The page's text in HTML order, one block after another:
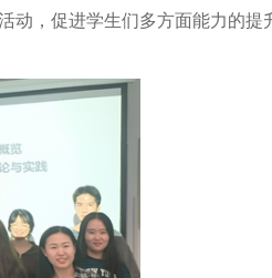
，促进学生们多方面能力的提